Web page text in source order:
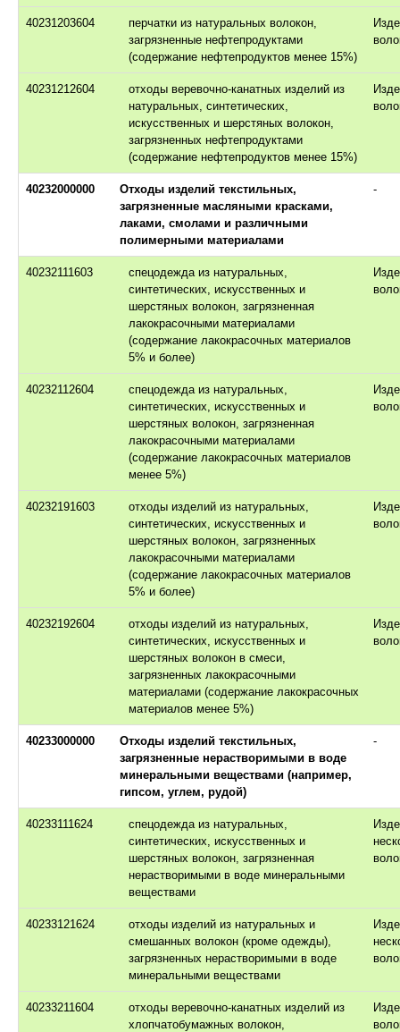
40231203604
перчатки из натуральных волокон,
загрязненные нефтепродуктами
(содержание нефтепродуктов менее 15%)
40231212604
отходы веревочно-канатных изделий из
натуральных, синтетических,
искусственных и шерстяных волокон,
загрязненных нефтепродуктами
(содержание нефтепродуктов менее 15%)
40232000000
Отходы изделий текстильных,
загрязненные масляными красками,
лаками, смолами и различными
полимерными материалами
-
40232111603
спецодежда из натуральных,
синтетических, искусственных и
шерстяных волокон, загрязненная
лакокрасочными материалами
(содержание лакокрасочных материалов
5% и более)
40232112604
спецодежда из натуральных,
синтетических, искусственных и
шерстяных волокон, загрязненная
лакокрасочными материалами
(содержание лакокрасочных материалов
менее 5%)
40232191603
отходы изделий из натуральных,
синтетических, искусственных и
шерстяных волокон, загрязненных
лакокрасочными материалами
(содержание лакокрасочных материалов
5% и более)
40232192604
отходы изделий из натуральных,
синтетических, искусственных и
шерстяных волокон в смеси,
загрязненных лакокрасочными
материалами (содержание лакокрасочных
материалов менее 5%)
40233000000
Отходы изделий текстильных,
загрязненные нерастворимыми в воде
минеральными веществами (например,
гипсом, углем, рудой)
-
40233111624
спецодежда из натуральных,
синтетических, искусственных и
шерстяных волокон, загрязненная
нерастворимыми в воде минеральными
веществами
40233121624
отходы изделий из натуральных и
смешанных волокон (кроме одежды),
загрязненных нерастворимыми в воде
минеральными веществами
40233211604
отходы веревочно-канатных изделий из
хлопчатобумажных волокон,